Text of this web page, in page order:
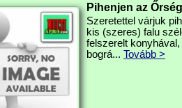
Pihenjen az
Szeretettel várjuk
kis (szeres) falu
felszerelt
bográ... Tovább >